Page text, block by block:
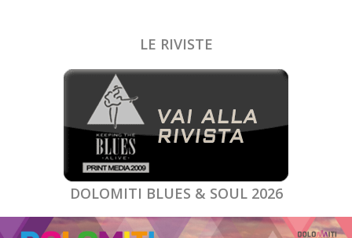
LE RIVISTE
DOLOMITI BLUES & SOUL 2026